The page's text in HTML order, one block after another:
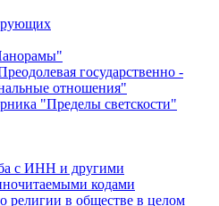
государственно -
отношения"
"Пределы светскости"
с ИНН и другими
кодами
религии в обществе в целом